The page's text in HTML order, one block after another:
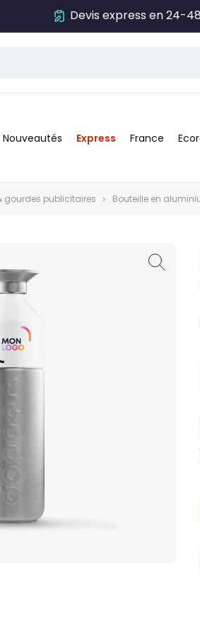
Devis express en 24-
Nouveautés Express France
gourdes publicitaires Bouteille en